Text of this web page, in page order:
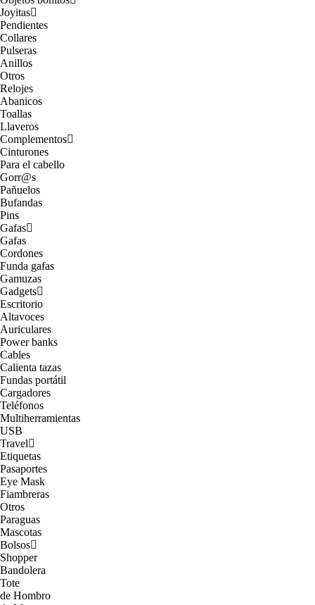
Joyitas
Pendientes
Collares
Pulseras
Anillos
Otros
Relojes
Abanicos
Toallas
Llaveros
Complementos
Cinturones
Para el cabello
Gorr@s
Pañuelos
Bufandas
Pins
Gafas
Gafas
Cordones
Funda gafas
Gamuzas
Gadgets
Escritorio
Altavoces
Auriculares
Power banks
Cables
Calienta tazas
Fundas portátil
Cargadores
Teléfonos
Multiherramientas
USB
Travel
Etiquetas
Pasaportes
Eye Mask
Fiambreras
Otros
Paraguas
Mascotas
Bolsos
Shopper
Bandolera
Tote
de Hombro